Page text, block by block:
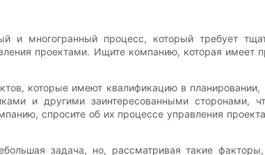
и многогранный процесс, который требует
проектами. Ищите компанию, которая имеет
которые имеют квалификацию в планировании,
и другими заинтересованными сторонами,
спросите об их процессе управления
задача, но, рассматривая такие факторы,